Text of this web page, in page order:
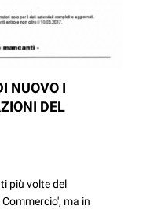
NUOVO I
DEL
più volte del
ma in